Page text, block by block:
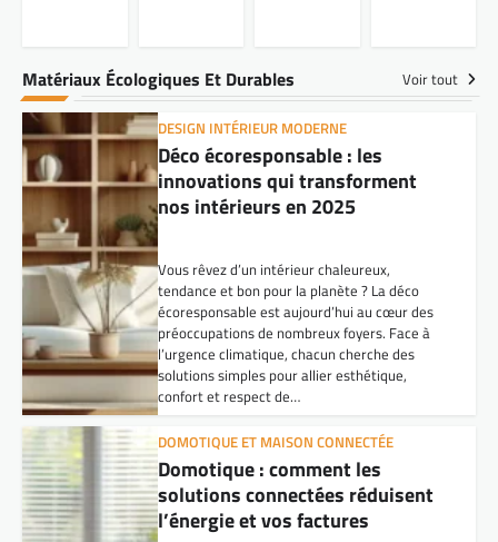
Matériaux Écologiques Et Durables Voir tout
DESIGN INTÉRIEUR MODERNE
Déco écoresponsable : les
innovations qui transforment
nos intérieurs en 2025
Vous rêvez d’un intérieur chaleureux,
tendance et bon pour la planète ? La déco
écoresponsable est aujourd’hui au cœur des
préoccupations de nombreux foyers. Face à
l’urgence climatique, chacun cherche des
solutions simples pour allier esthétique,
confort et respect de…
DOMOTIQUE ET MAISON CONNECTÉE
Domotique : comment les
solutions connectées réduisent
l’énergie et vos factures